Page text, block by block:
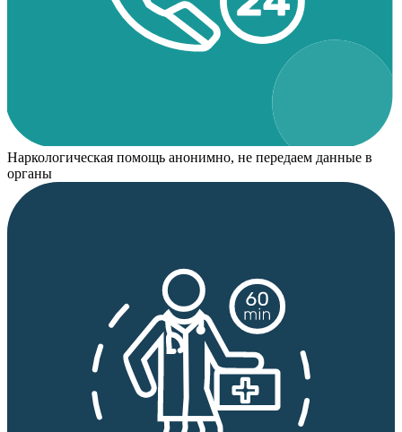
Наркологическая помощь анонимно, не передаем данные в
органы